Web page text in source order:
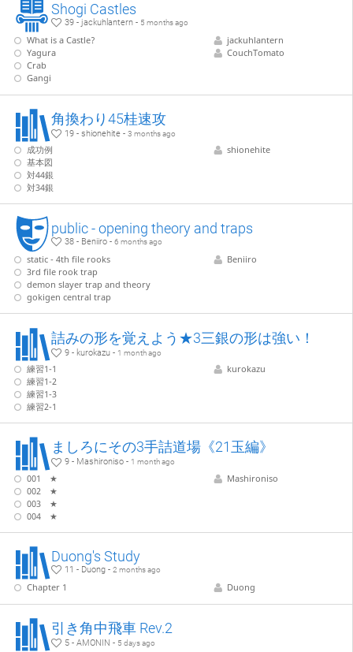
Shogi Castles
39 - jackuhlantern - 5 months ago
What is a Castle?
Yagura
Crab
Gangi
jackuhlantern
CouchTomato
角換わり45桂速攻
19 - shionehite -3 months ago
成功例
基本図
対44銀
対34銀
shionehite
public - opening theory and traps
38 - Beniiro -6 months ago
static - 4th file rooks
3rd file rook trap
demon slayer trap and theory
gokigen central trap
Beniiro
詰みの形を覚えよう★3三銀の形は強い！
9 - kurokazu - 1 month ago
練習1-1
練習1-2
練習1-3
練習2-1
kurokazu
ましろにその3手詰道場《21玉編》
9 - Mashironiso - 1 month ago
001 ★
002 ★
003 ★
004 ★
Mashironiso
Duong's Study
11 - Duong -2 months ago
Chapter 1 Duong
引き角中飛車 Rev.2
5 - AMONIN - 5 days ago